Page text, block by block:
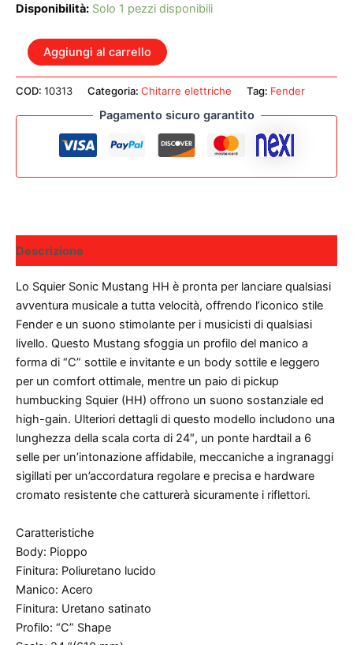
Disponibilità: Solo 1 pezzi disponibili
FENDER
SQUIER
SONIC
MUSTANG
CALIFORNIA
quantità
Aggiungi al carrello
COD: 10313 Categoria: Chitarre elettriche Tag: Fender
Pagamento sicuro garantito
Descrizione
Lo Squier Sonic Mustang HH è pronta per lanciare qualsiasi
avventura musicale a tutta velocità, offrendo l’iconico stile
Fender e un suono stimolante per i musicisti di qualsiasi
livello. Questo Mustang sfoggia un profilo del manico a
forma di “C” sottile e invitante e un body sottile e leggero
per un comfort ottimale, mentre un paio di pickup
humbucking Squier (HH) offrono un suono sostanziale ed
high-gain. Ulteriori dettagli di questo modello includono una
lunghezza della scala corta di 24″, un ponte hardtail a 6
selle per un’intonazione affidabile, meccaniche a ingranaggi
sigillati per un’accordatura regolare e precisa e hardware
cromato resistente che catturerà sicuramente i riflettori.
Caratteristiche
Body: Pioppo
Finitura: Poliuretano lucido
Manico: Acero
Finitura: Uretano satinato
Profilo: “C” Shape